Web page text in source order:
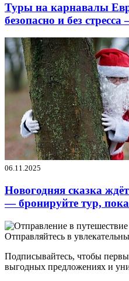
Туры на карнавалы
безопасно и без
06.11.2025
Новогодняя сказка
— бронируйте тур,
Отправляйтесь в
Подписывайтесь, чтобы
выгодных предложениях и